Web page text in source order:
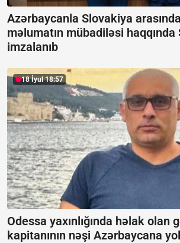
Azərbaycanla Slovakiya
məlumatın mübadiləsi haqqında
imzalanıb
18 İyul 18:57
Odessa yaxınlığında həlak olan
kapitanının nəşi Azərbaycana